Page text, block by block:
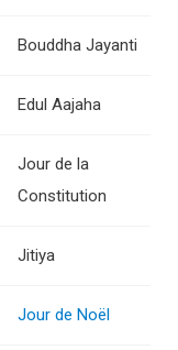
Bouddha Jayanti
Edul Aajaha
Jour de la
Constitution
Jitiya
Jour de Noël